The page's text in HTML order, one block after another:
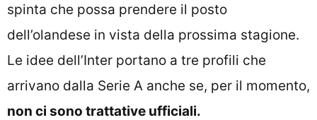
spinta che possa prendere il posto
dell’olandese in vista della prossima stagione.
Le idee dell’Inter portano a tre profili che
arrivano dalla Serie A anche se, per il momento,
non ci sono trattative ufficiali.